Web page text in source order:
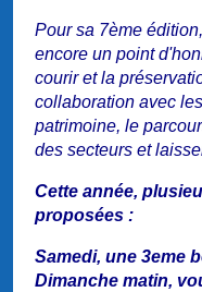
Pour sa 7ème
encore un point
courir et la
collaboration avec
patrimoine, le
des secteurs et
Cette année,
proposées :
Samedi, une 3eme
Dimanche matin,